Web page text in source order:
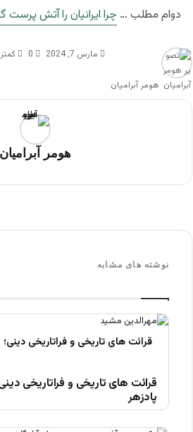
دوام مطلب … چرا ایرانیان را آتش پرست
هومر آبرامیان
مارس 7, 2024 0
هومر آبرامیان
نوشته های مشابه
قرائت های تاریخی و فراتاریخی
پادزهر